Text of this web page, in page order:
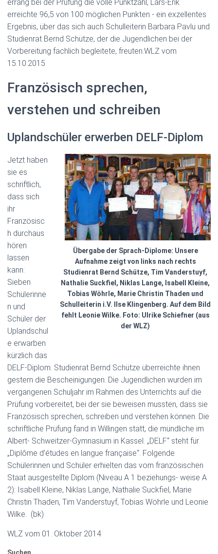
errang bei der Prüfung die volle Punktzahl, Lars-Erik
erreichte 96,5 von 100 möglichen Punkten ‑ ein exzellentes
Ergebnis, über das sich auch Schulleiterin Barbara Pavlu und
Studienrat Bernd Schütze, der die Jugendlichen bei der
Vorbereitung fachlich begleitete, freuten.WLZ vom
15.10.2015
Französisch sprechen,
verstehen und schreiben
Uplandschüler erwerben DELF-Diplom
Übergabe der Sprach-Diplome: Unsere
Aufnahme zeigt von links nach rechts
Studienrat Bernd Schütze, Tim Vanderstuyf,
Nathalie Suckfiel, Niklas Lange, Isabell Kleine,
Tobias Wöhrle, Marie Christin Thaden und
Schulleiterin i.V. Ilse Klingenberg. Auf dem Bild
fehlt Leonie Wilke. Foto: Ulrike Schiefner (aus
der WLZ)
Jetzt haben
sie es
schriftlich,
dass sich
ihr
Französisc
h durchaus
hören
lassen
kann:
Sieben
Schülerinne
n und
Schüler der
Uplandschul
e erwarben
kürzlich das
DELF-Diplom. Studienrat Bernd Schütze überreichte ihnen
gestern die Bescheinigungen. Die Jugendlichen wurden im
vergangenen Schuljahr im Rahmen des Unterrichts auf die
Prüfung vorbereitet, bei der sie beweisen mussten, dass sie
Französisch sprechen, schreiben und verstehen können. Die
schriftliche Prüfung fand in Willingen statt, die mündliche im
Albert- Schweitzer-Gymnasium in Kassel. „DELF“ steht für
„Diplôme d’études en langue française“. Folgende
Schülerinnen und Schüler erhielten das vom französischen
Staat ausgestellte Diplom (Niveau A 1 beziehungs- weise A
2): Isabell Kleine, Niklas Lange, Nathalie Suckfiel, Marie
Christin Thaden, Tim Vanderstuyf, Tobias Wöhrle und Leonie
Wilke. (bk)
WLZ vom 01. Oktober 2014